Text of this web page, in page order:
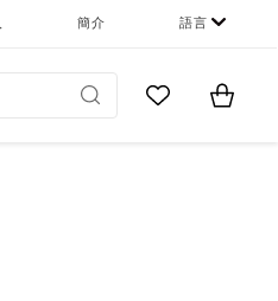
簡介 語言
Go to MyItems